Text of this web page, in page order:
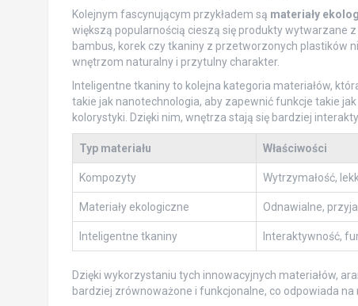
Kolejnym fascynującym przykładem są materiały
większą popularnością cieszą się produkty wytwarzane
bambus, korek czy tkaniny z przetworzonych plastików
wnętrzom naturalny i przytulny charakter.
Inteligentne tkaniny to kolejna kategoria materiałów,
takie jak nanotechnologia, aby zapewnić funkcje takie
kolorystyki. Dzięki nim, wnętrza stają się bardziej
Typ materiału Właściwości
Kompozyty Wytrzymałość,
Materiały ekologiczne Odnawialne,
Inteligentne tkaniny Interaktywność,
Dzięki wykorzystaniu tych innowacyjnych materiałów,
bardziej zrównoważone i funkcjonalne, co odpowiada